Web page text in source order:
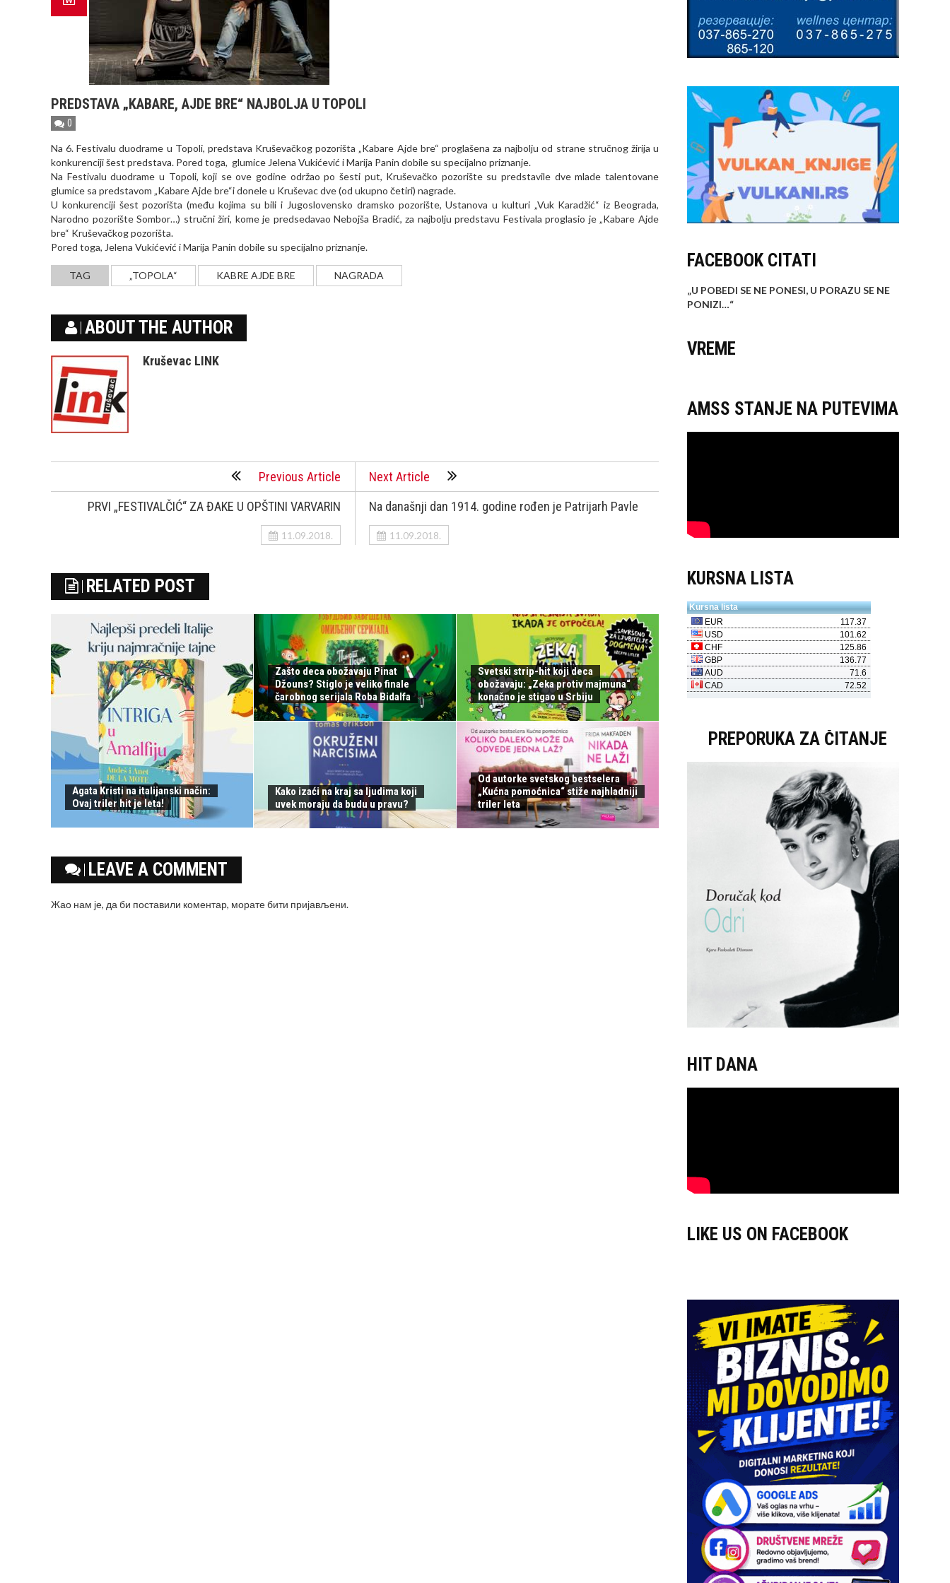
PREDSTAVA „KABARE, AJDE BRE“ NAJBOLJA U TOPOLI
0
Na 6. Festivalu duodrame u Topoli, predstava Kruševačkog pozorišta „Kabare Ajde bre“ proglašena za najbolju od strane stručnog žirija u
konkurenciji šest predstava. Pored toga, glumice Jelena Vukićević i Marija Panin dobile su specijalno priznanje.
Na Festivalu duodrame u Topoli, koji se ove godine održao po šesti put, Kruševačko pozorište su predstavile dve mlade talentovane
glumice sa predstavom „Kabare Ajde bre“i donele u Kruševac dve (od ukupno četiri) nagrade.
U konkurenciji šest pozorišta (među kojima su bili i Jugoslovensko dramsko pozorište, Ustanova u kulturi „Vuk Karadžić“ iz Beograda,
Narodno pozorište Sombor…) stručni žiri, kome je predsedavao Nebojša Bradić, za najbolju predstavu Festivala proglasio je „Kabare Ajde
bre“ Kruševačkog pozorišta.
Pored toga, Jelena Vukićević i Marija Panin dobile su specijalno priznanje.
TAG „TOPOLA“ KABRE AJDE BRE NAGRADA
ABOUT THE AUTHOR
Kruševac LINK
Previous Article
PRVI „FESTIVALČIĆ“ ZA ĐAKE U OPŠTINI VARVARIN
11.09.2018.
Next Article
Na današnji dan 1914. godine rođen je Patrijarh Pavle
11.09.2018.
RELATED POST
Agata Kristi na italijanski način:
Ovaj triler hit je leta!
Zašto deca obožavaju Pinat
Džouns? Stiglo je veliko finale
čarobnog serijala Roba Bidalfa
Svetski strip-hit koji deca
obožavaju: „Zeka protiv majmuna“
konačno je stigao u Srbiju
Kako izaći na kraj sa ljudima koji
uvek moraju da budu u pravu?
Od autorke svetskog bestselera
„Kućna pomoćnica“ stiže najhladniji
triler leta
LEAVE A COMMENT
Жао нам је, да би поставили коментар, моратебити пријављени.
FACEBOOK CITATI
„U POBEDI SE NE PONESI, U PORAZU SE NE
PONIZI…“
VREME
AMSS STANJE NA PUTEVIMA
KURSNA LISTA
PREPORUKA ZA ČITANJE
HIT DANA
LIKE US ON FACEBOOK